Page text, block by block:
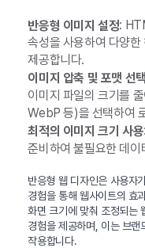
반응형 이미지 설정:
속성을 사용하여 다양
제공합니다.
이미지 압축 및 포맷 선택
이미지 파일의 크기를
WebP 등)을 선택하여
최적의 이미지 크기 사용
준비하여 불필요한 데
반응형 웹 디자인은 사용자
경험을 통해 웹사이트의 효
화면 크기에 맞춰 조정되는
경험을 제공하며, 이는 브랜
작용합니다.